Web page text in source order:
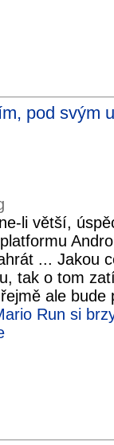
pod svým
li větší,
... Jakou
tak o tom
ale bude
Run si